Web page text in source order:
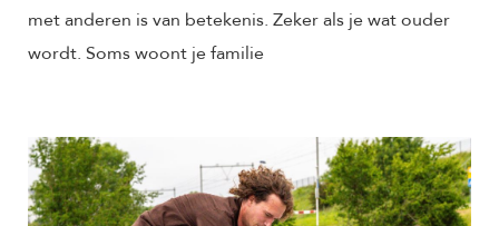
met anderen is van betekenis. Zeker als je wat ouder
wordt. Soms woont je familie